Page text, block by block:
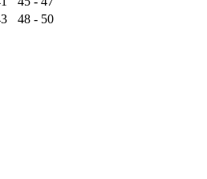
48 - 50